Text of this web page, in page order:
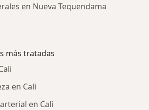
en Nueva Tequendama
más tratadas
en Cali
en Cali